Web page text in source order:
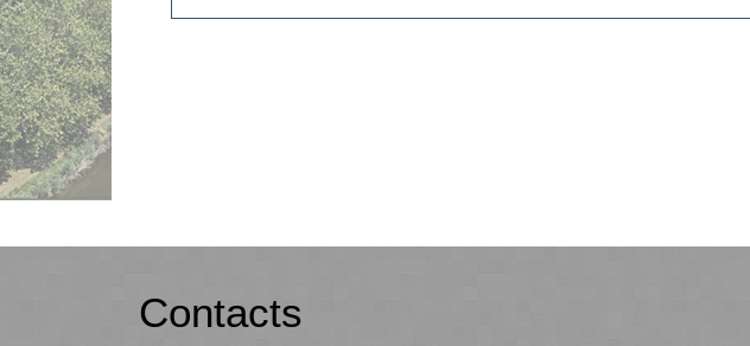
Contacts